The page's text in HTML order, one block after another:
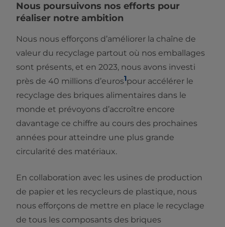
Nous poursuivons nos efforts pour
réaliser notre ambition
Nous nous efforçons d’améliorer la chaîne de
valeur du recyclage partout où nos emballages
sont présents, et en 2023, nous avons investi
près de 40 millions d’euros1pour accélérer le
recyclage des briques alimentaires dans le
monde et prévoyons d’accroître encore
davantage ce chiffre au cours des prochaines
années pour atteindre une plus grande
circularité des matériaux.
En collaboration avec les usines de production
de papier et les recycleurs de plastique, nous
nous efforçons de mettre en place le recyclage
de tous les composants des briques